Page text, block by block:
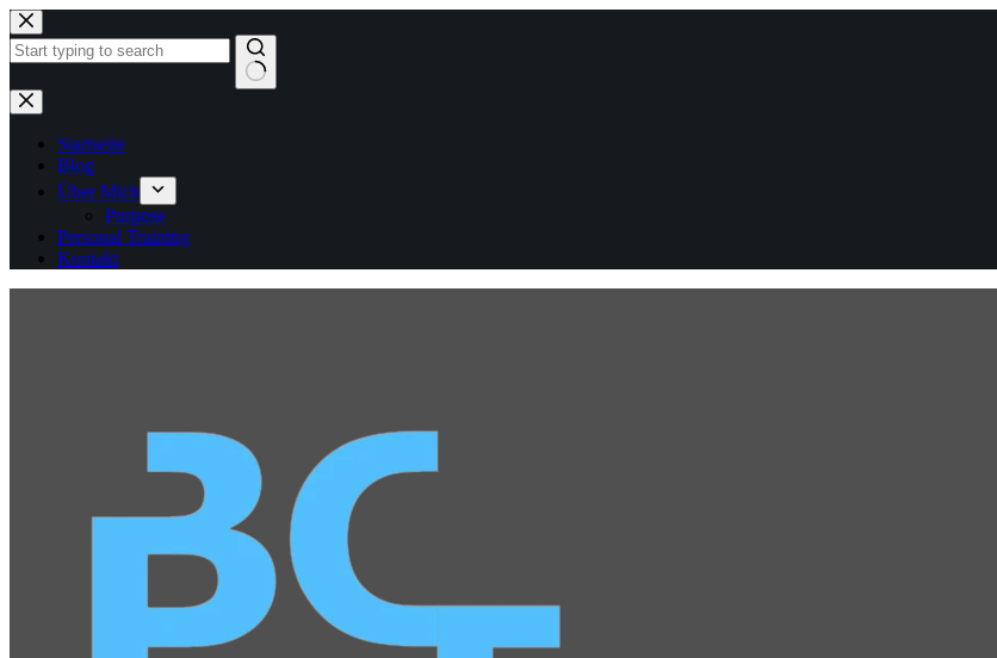
Zum
Inhalt
springen
Keine
Ergebnisse
Startseite
Blog
Über Mich
Purpose
Personal Training
Kontakt